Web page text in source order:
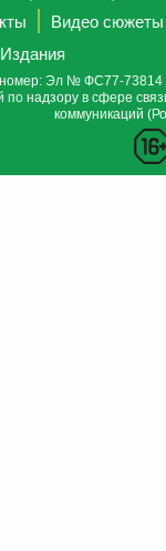
Видео сюжеты
Издания
Эл № ФС77-73814
по надзору в сфере
коммуникаций